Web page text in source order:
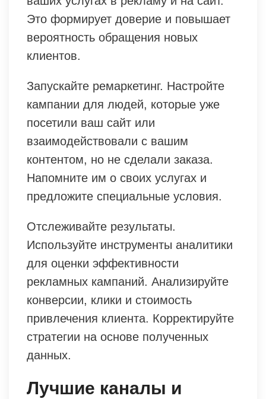
Это формирует доверие и повышает
вероятность обращения новых
клиентов.
Запускайте ремаркетинг. Настройте
кампании для людей, которые уже
посетили ваш сайт или
взаимодействовали с вашим
контентом, но не сделали заказа.
Напомните им о своих услугах и
предложите специальные условия.
Отслеживайте результаты.
Используйте инструменты аналитики
для оценки эффективности
рекламных кампаний. Анализируйте
конверсии, клики и стоимость
привлечения клиента. Корректируйте
стратегии на основе полученных
данных.
Лучшие каналы и